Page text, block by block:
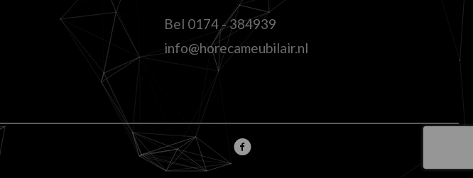
Bel 0174 - 384939
info@horecameubilair.nl